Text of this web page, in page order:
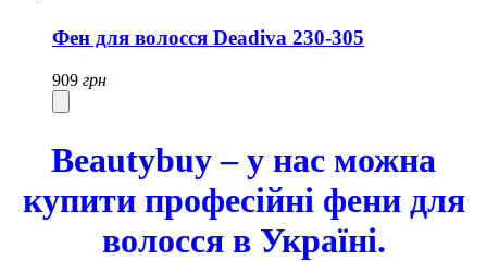
Фен для волосся Deadiva 230-305
909 грн
Beautybuy – у нас можна
купити професійні фени для
волосся в Україні.